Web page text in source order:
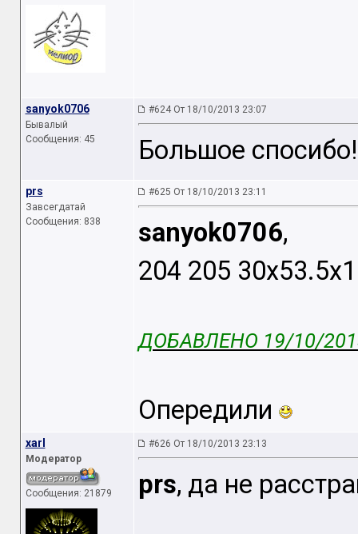
sanyok0706
Бывалый
Сообщения: 45
#624 От 18/10/2013 23:07
Большое
prs
Завсегдатай
Сообщения: 838
#625 От 18/10/2013 23:11
sanyok0706,
204 205
ДОБАВЛЕНО 19/10/
Опередили
xarl
Модератор
Сообщения: 21879
#626 От 18/10/2013 23:13
prs, да не